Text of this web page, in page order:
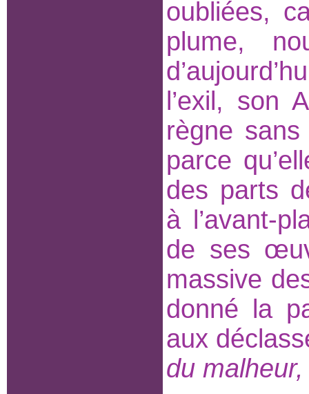
oubliées,
plume,
l’exil, son
règne
parce
des parts
à l’avant-
de ses
massive
donné la
aux
du